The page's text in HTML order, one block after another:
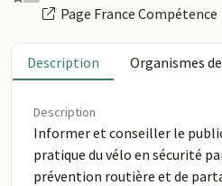
Page France Compétence
Description Organismes
Description
Informer et conseiller le
pratique du vélo en sécurité
prévention routière et de